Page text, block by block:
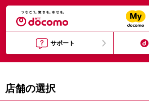
サポート
店舗の選択